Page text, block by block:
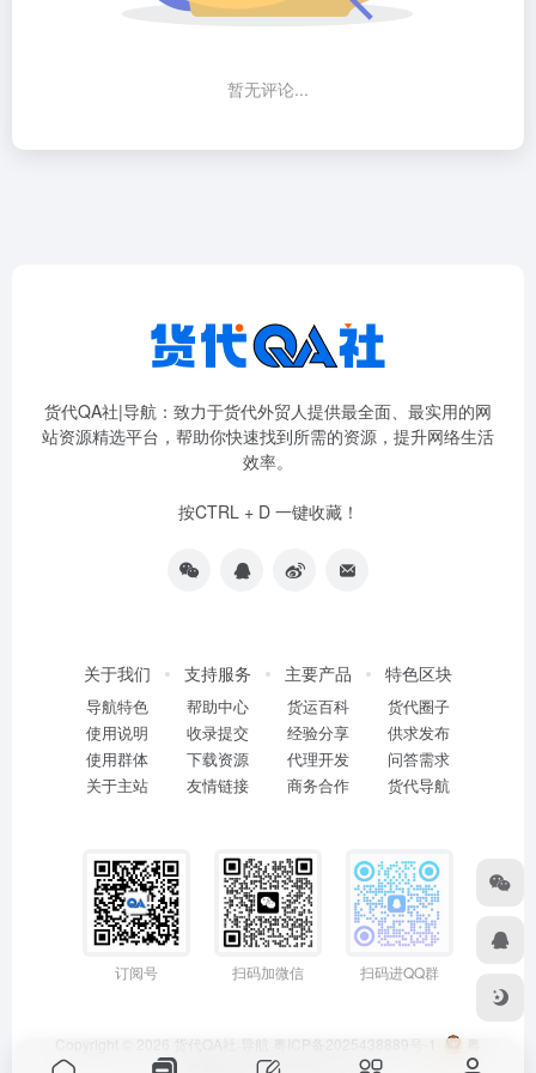
暂无评论...
货代QA社|导航：致力于货代外贸人提供最全面、最实用的网
站资源精选平台，帮助你快速找到所需的资源，提升网络生活
效率。
按CTRL + D 一键收藏！
关于我们
导航特色
使用说明
使用群体
关于主站
支持服务
帮助中心
收录提交
下载资源
友情链接
主要产品
货运百科
经验分享
代理开发
商务合作
特色区块
货代圈子
供求发布
问答需求
货代导航
订阅号 扫码加微信 扫码进QQ群
Copyright © 2026 货代QA社·导航 粤ICP备2025438889号-1
粤
公网安备44011402001114号